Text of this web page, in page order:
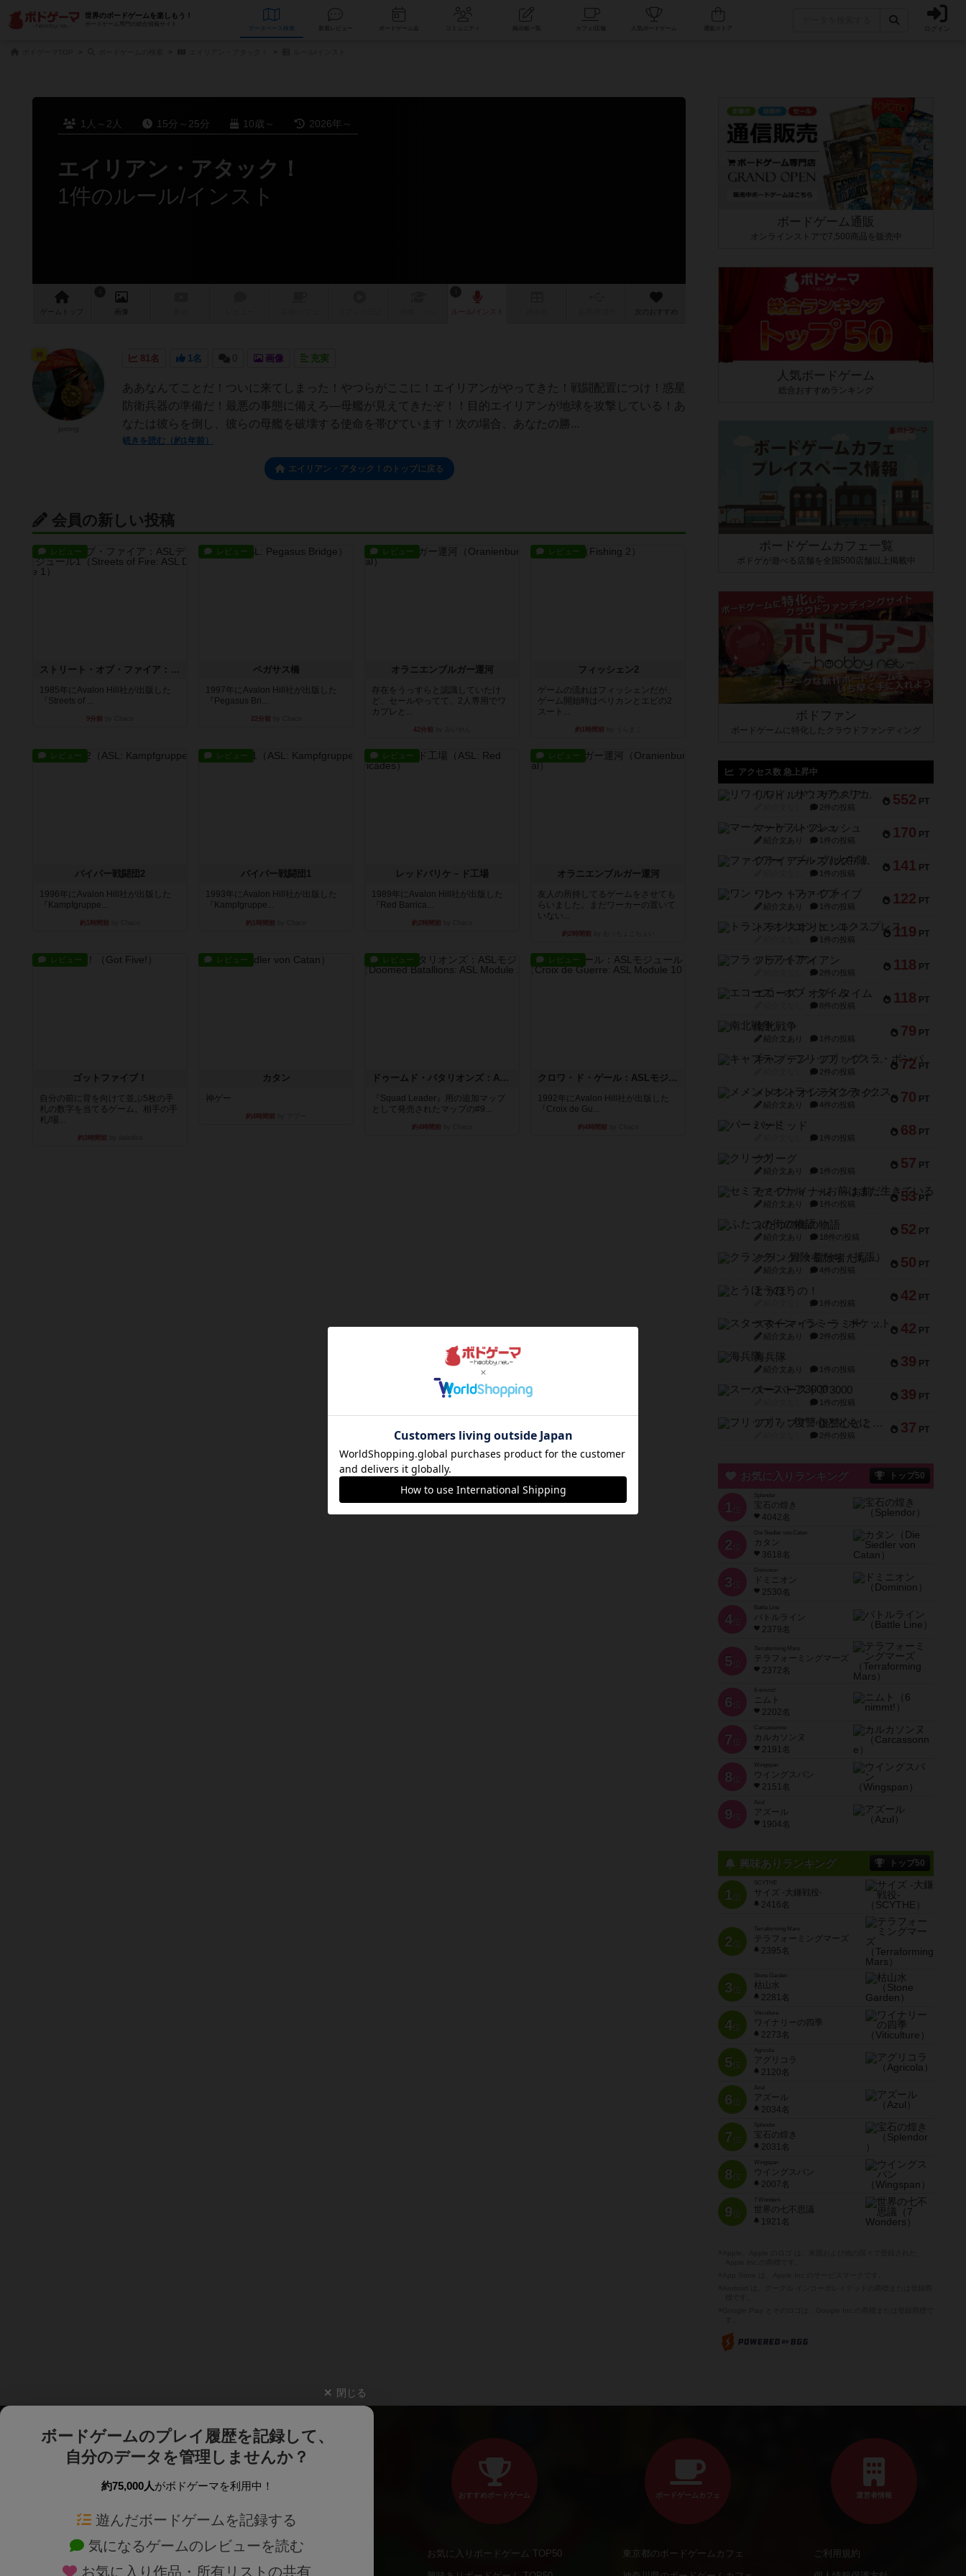
世界のボードゲームを楽しもう！
ボードゲーム専門の総合情報サイト
データベース コミュニティ 人気ボードゲーム ログイン
1人～2人 15分～25分 10歳～ 2026年～
エイリアン・アタック！
1件のルール/インスト
ゲーム 画像 次のおすすめ
81名 1名 0 画像 充実
ああなんてことだ！ついに来てしまった！やつらがここに！エイリアンがやってきた！戦闘配置につけ！惑星
防衛兵器の準備だ！最悪の事態に備えろ—母艦が見えてきたぞ！！目的エイリアンが地球を攻撃している！あ
なたは彼らを倒し、彼らの母艦を破壊する使命を帯びています！次の場合、あなたの勝...
続きを読む（約1年前）
エイリアン・アタック！のトップに戻る
会員の新しい投稿
レビュー
ストリート・オブ・ファイア：ASLデラックスモジュール1
1985年にAvalon Hill社が出版した
『Streets of ...
9分前
レビュー
ペガサス橋
1997年にAvalon Hill社が出版した
『Pegasus Bri...
22分前
レビュー
オラニエンブルガー運河
存在をうっすらと認識していたけ
ど、セールやってて、2人専用でワ
カプレと...
42分前
レビュー
フィッシェン2
ゲームの流れはフィッシェンだが、
ゲーム開始時はペリカンとエビの2
スート...
約1時間前
レビュー
パイパー戦闘団2
1996年にAvalon Hill社が出版した
『Kampfgruppe...
約1時間前
レビュー
パイパー戦闘団1
1993年にAvalon Hill社が出版した
『Kampfgruppe...
約1時間前
レビュー
レッドバリケ－ド工場
1989年にAvalon Hill社が出版した
『Red Barrica...
約2時間前
レビュー
オラニエンブルガー運河
友人の所持してるゲームをさせても
らいました。まだワーカーの置いて
いない...
約2時間前
レビュー
ゴットファイブ！
自分の前に背を向けて並ぶ5枚の手
札の数字を当てるゲーム。相手の手
札/場...
約3時間前
レビュー
カタン
神ゲー
約4時間前
レビュー
ドゥームド・バタリオンズ：ASLモジュール11
『Squad Leader』用の追加マップ
として発売されたマップの#9...
約4時間前
レビュー
クロワ・ド・ゲール：ASLモジュール10
1992年にAvalon Hill社が出版した
『Croix de Gu...
約4時間前
ボードゲーム通販
オンラインストアで7,500商品を販売中
人気ボードゲーム
総合おすすめランキング
ボードゲームカフェ一覧
ボドゲが遊べる店舗を全国500店舗以上掲載中
ボドファン
ボードゲームに特化したクラウドファンディング
アクセス数 急上昇中
552 PT
リワイルド：サウスアメリカ
2件の投稿
170 PT
マーケットフレッシュ
紹介文あり 1件の投稿
141 PT
ファイアー・ブルズ / 火牛陣
1件の投稿
122 PT
ワン・トゥ・ファイブ
紹介文あり 1件の投稿
119 PT
トランスオリエント・エクスプレス
1件の投稿
118 PT
フラットアイアン
2件の投稿
118 PT
エコーズ・オブ・タイム
8件の投稿
79 PT
南北戦争
紹介文あり 1件の投稿
72 PT
キャプテン・フリップ：イスラ・ボンバ
2件の投稿
70 PT
メメントオンラインタクティクス
紹介文あり 4件の投稿
68 PT
パーミッド
1件の投稿
57 PT
クリーグ
紹介文あり 1件の投稿
53 PT
セミファイナル ～お前はまだ生きている～
紹介文あり 1件の投稿
52 PT
ふたつの街の物語
紹介文あり 18件の投稿
50 PT
クランク! ：冒険者たち（拡張）
紹介文あり 4件の投稿
42 PT
とうほうの！
1件の投稿
42 PT
スターマイン・ラミー ポケット
紹介文あり 2件の投稿
39 PT
海兵隊
紹介文あり 1件の投稿
39 PT
スーパーストア3000
1件の投稿
37 PT
フリップ７：復讐心とともに
2件の投稿
お気に入りランキング トップ50
1 位
宝石の煌き
4042名
2 位
Die Siedler von Catan
カタン
3618名
3 位
ドミニオン
2530名
4位
Battle Line
バトルライン
2379名
5 位
Terraforming Mars
テラフォーミングマーズ
2372名
6 位
ニムト
2202名
7 位
Carcassonne
カルカソンヌ
2191名
8 位
Wingspan
ウイングスパン
2151名
9 位
Azul
アズール
1904名
興味ありランキング トップ50
1位
SCYTHE
サイズ -大鎌戦役-
2416名
2位
Terraforming Mars
テラフォーミングマーズ
2395名
3位
Stone Garden
枯山水
2281名
4位
Viticulture
ワイナリーの四季
2273名
5位
Agricola
アグリコラ
2120名
6位
Azul
アズール
2034名
7位
宝石の煌き
2031名
8位
Wingspan
ウイングスパン
2007名
9位
7 Wonders
世界の七不思議
1921名
閉じる
ボードゲームのプレイ履歴を記録して、
自分のデータを管理しませんか？
約75,000人がボドゲーマを利用中！
遊んだボードゲームを記録する
気になるゲームのレビューを読む
お気に入り作品・所有リストの共有
ボードゲームを検索する 新作・再入荷情報
おすすめボードゲーム
お気に入りボードゲーム TOP50
ボードゲームカフェ
東京都のボードゲームカフェ
運営者情報
ご利用規約